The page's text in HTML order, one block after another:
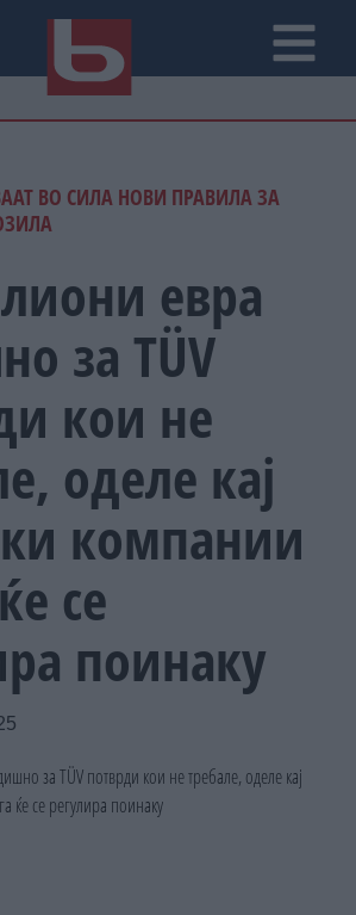
ВО СИЛА НОВИ ПРАВИЛА ЗА
евра
за TÜV
кои не
оделе кај
компании
се
поинаку